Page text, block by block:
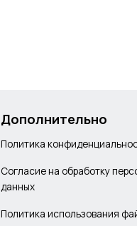
Дополнительно
Политика
Согласие на обработку
данных
Политика использования